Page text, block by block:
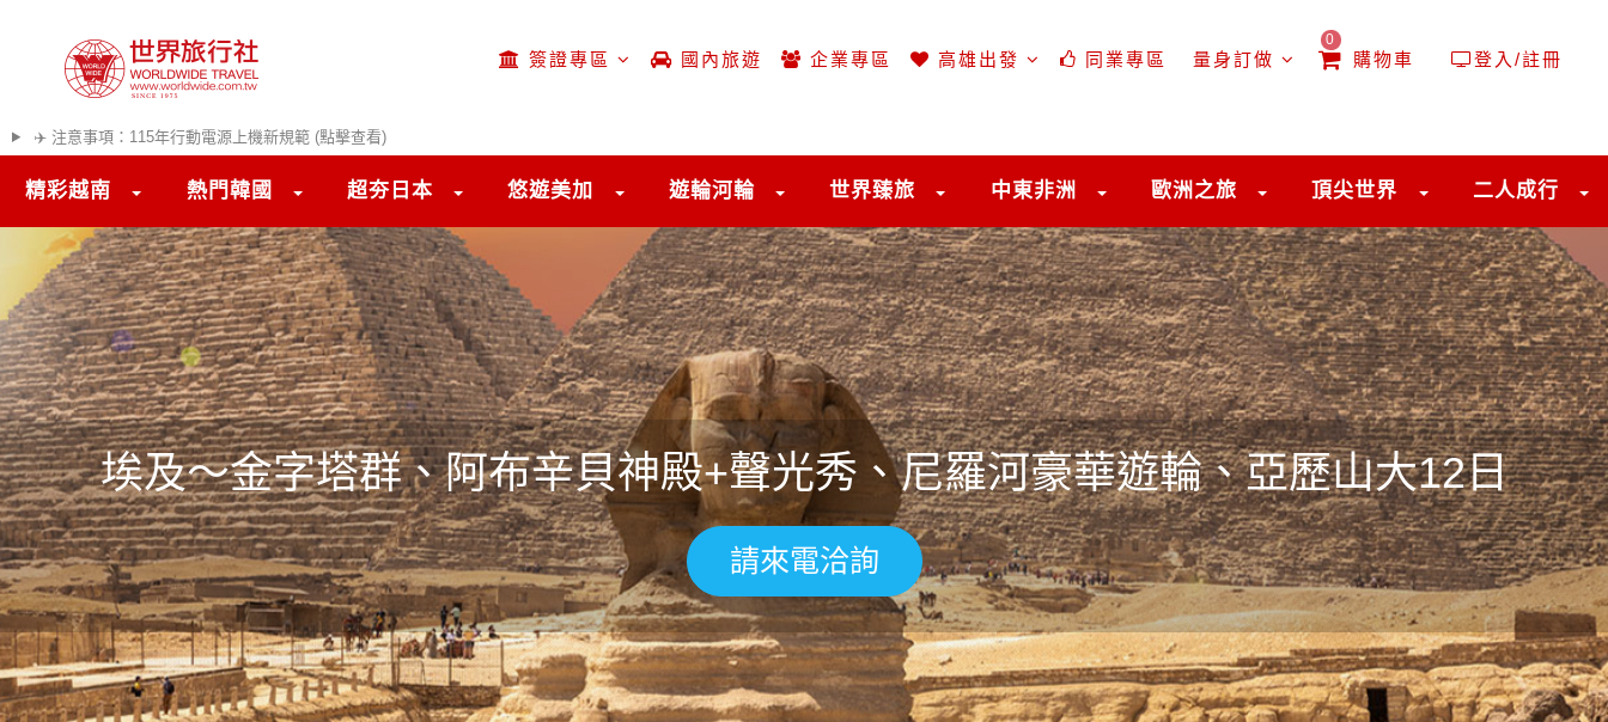
簽證專區 國內旅遊 企業專區 高雄出發 同業專區 量身訂做 購物車
0
登入/註冊
✈️ 注意事項：115年行動電源上機新規範 (點擊查看)
精彩越南 熱門韓國 超夯日本 悠遊美加 遊輪河輪 世界臻旅 中東非洲 歐洲之旅 頂尖世界 二人成行
埃及～金字塔群、阿布辛貝神殿+聲光秀、尼羅河豪華遊輪、亞歷山大12日
請來電洽詢